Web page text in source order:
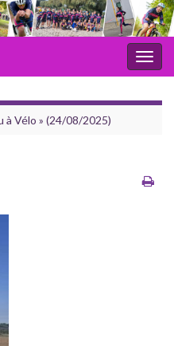
à Vélo » (24/08/2025)